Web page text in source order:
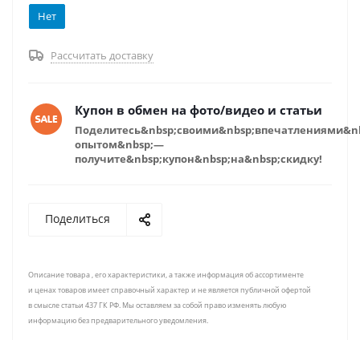
Нет
Рассчитать доставку
Купон в обмен на фото/видео и статьи
опытом&nbsp;—
получите&nbsp;купон&nbsp;на&nbsp;скидку!
Поделиться
Описание товара , его характеристики, а также информация об ассортименте
и ценах товаров имеет справочный характер и не является публичной офертой
в смысле статьи 437 ГК РФ. Мы оставляем за собой право изменять любую
информацию без предварительного уведомления.